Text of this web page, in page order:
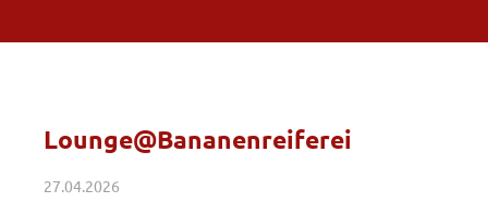
Lounge@Bananenreiferei
27.04.2026